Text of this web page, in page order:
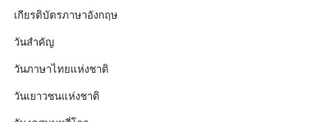
เกียรติบัตรภาษาอังกฤษ
วันสำคัญ
วันภาษาไทยแห่งชาติ
วันเยาวชนแห่งชาติ